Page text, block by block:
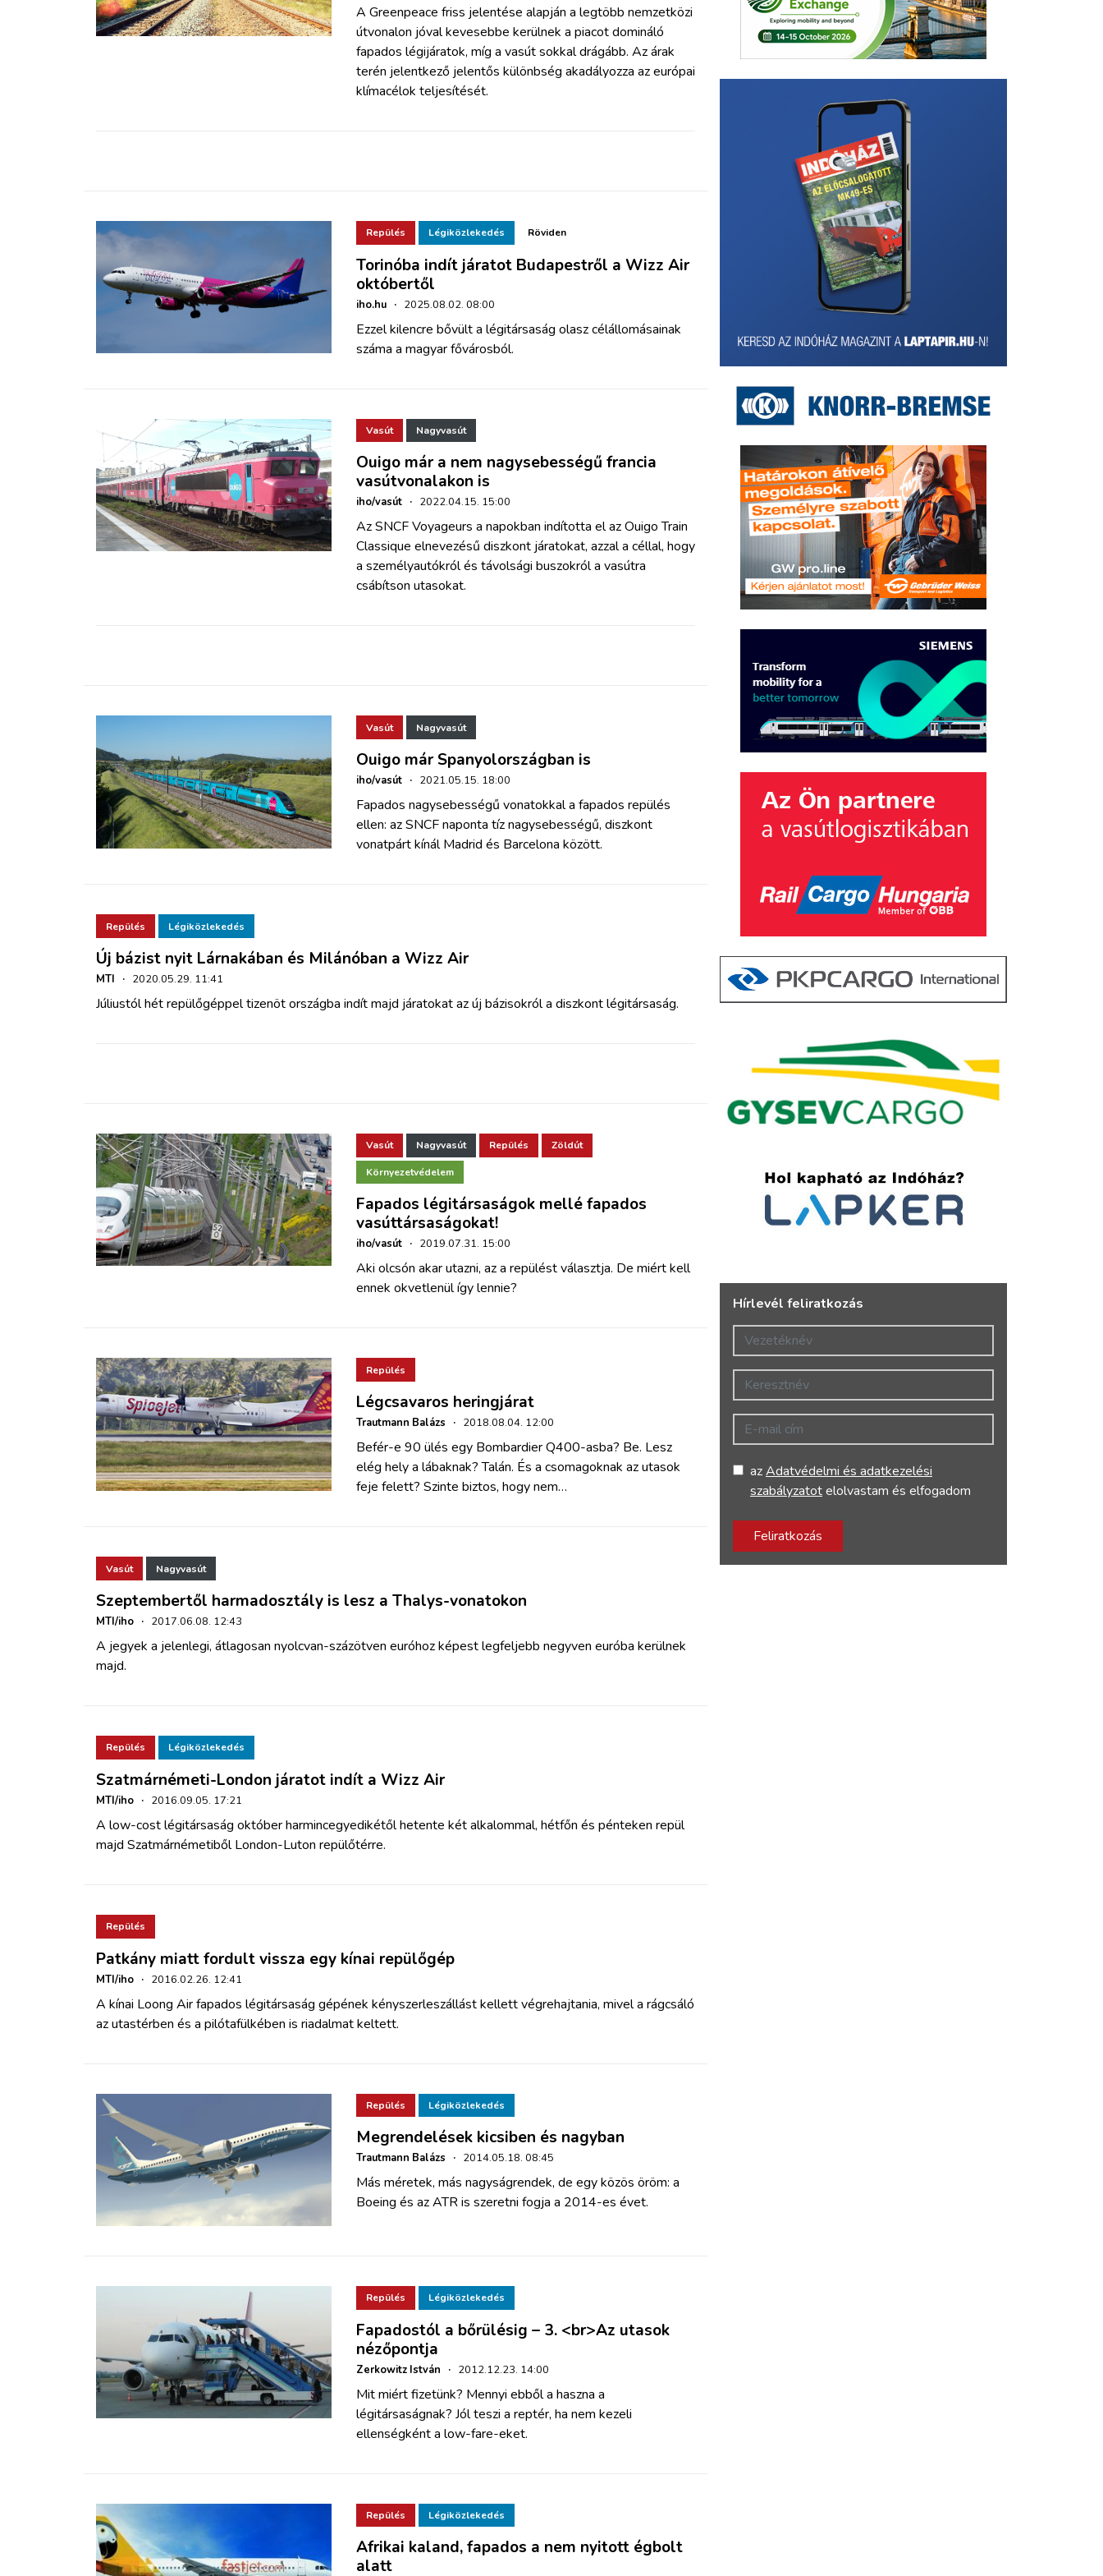
BELÉPÉS
REGISZTRÁCIÓ
A Greenpeace friss jelentése alapján a legtöbb nemzetközi
útvonalon jóval kevesebbe kerülnek a piacot domináló
fapados légijáratok, míg a vasút sokkal drágább. Az árak
terén jelentkező jelentős különbség akadályozza az európai
klímacélok teljesítését.
Repülés Légiközlekedés Röviden
Torinóba indít járatot Budapestről a Wizz Air
októbertől
iho.hu · 2025.08.02. 08:00
Ezzel kilencre bővült a légitársaság olasz célállomásainak
száma a magyar fővárosból.
Vasút Nagyvasút
Ouigo már a nem nagysebességű francia
vasútvonalakon is
iho/vasút · 2022.04.15. 15:00
Az SNCF Voyageurs a napokban indította el az Ouigo Train
Classique elnevezésű diszkont járatokat, azzal a céllal, hogy
a személyautókról és távolsági buszokról a vasútra
csábítson utasokat.
Vasút Nagyvasút
Ouigo már Spanyolországban is
iho/vasút · 2021.05.15. 18:00
Fapados nagysebességű vonatokkal a fapados repülés
ellen: az SNCF naponta tíz nagysebességű, diszkont
vonatpárt kínál Madrid és Barcelona között.
Repülés Légiközlekedés
Új bázist nyit Lárnakában és Milánóban a Wizz Air
MTI · 2020.05.29. 11:41
Júliustól hét repülőgéppel tizenöt országba indít majd járatokat az új bázisokróla diszkont légitársaság.
Vasút Nagyvasút Repülés Zöldút
Környezetvédelem
Fapados légitársaságok mellé fapados
vasúttársaságokat!
iho/vasút · 2019.07.31. 15:00
Aki olcsón akar utazni, az a repülést választja. De miért kell
ennek okvetlenül így lennie?
Repülés
Légcsavaros heringjárat
Trautmann Balázs · 2018.08.04. 12:00
Befér-e 90 ülés egy Bombardier Q400-asba? Be. Lesz
elég hely a lábaknak? Talán. És a csomagoknak az utasok
feje felett? Szinte biztos, hogy nem…
Vasút Nagyvasút
Szeptembertől harmadosztály is lesz a Thalys-vonatokon
MTI/iho · 2017.06.08. 12:43
A jegyek a jelenlegi, átlagosan nyolcvan-százötven euróhoz képest legfeljebb negyven euróba kerülnek
majd.
Repülés Légiközlekedés
Szatmárnémeti-London járatot indít a Wizz Air
MTI/iho · 2016.09.05. 17:21
A low-cost légitársaság október harmincegyedikétőlhetente két alkalommal, hétfőn és pénteken repül
majd Szatmárnémetiből London-Luton repülőtérre.
Repülés
Patkány miatt fordult vissza egy kínai repülőgép
MTI/iho · 2016.02.26. 12:41
A kínai Loong Air fapados légitársaság gépének kényszerleszállást kellett végrehajtania, mivel a rágcsáló
az utastérben és a pilótafülkében is riadalmat keltett.
Repülés Légiközlekedés
Megrendelések kicsiben és nagyban
Trautmann Balázs · 2014.05.18. 08:45
Más méretek, más nagyságrendek, de egy közös öröm: a
Boeing és az ATR is szeretni fogja a 2014-es évet.
Repülés Légiközlekedés
Fapadostól a bőrülésig – 3. <br>Az utasok
nézőpontja
Zerkowitz István · 2012.12.23. 14:00
Mit miért fizetünk? Mennyi ebből a haszna a
légitársaságnak? Jól teszi a reptér, ha nem kezeli
ellenségként a low-fare-eket.
Repülés Légiközlekedés
Afrikai kaland, fapados a nem nyitott égbolt
alatt
Hírlevél feliratkozás
Vezetéknév
Keresztnév
E-mail cím
azAdatvédelmi és adatkezelési
szabályzatotelolvastam és elfogadom
Feliratkozás